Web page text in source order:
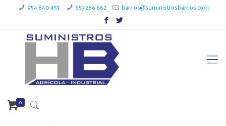
954 840 453 657 286 662 barrios@suministrosbarrios.com
0